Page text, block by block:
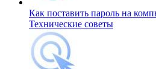
Как поставить пароль на
Технические советы